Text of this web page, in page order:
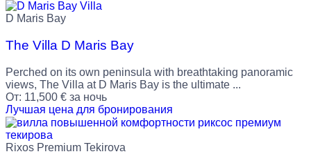
D Maris Bay
The Villa D Maris Bay
Perched on its own peninsula with breathtaking panoramic
views, The Villa at D Maris Bay is the ultimate ...
От: 11,500 € за ночь
Лучшая цена для бронирования
Rixos Premium Tekirova